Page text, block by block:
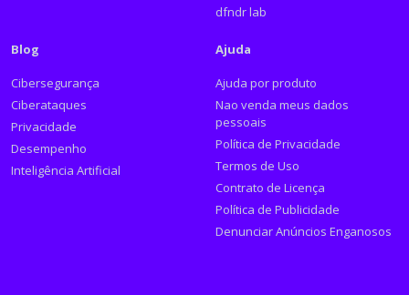
dfndr lab
Blog
Cibersegurança
Ciberataques
Privacidade
Desempenho
Inteligência Artificial
Ajuda
Ajuda por produto
Nao venda meus dados
pessoais
Política de Privacidade
Termos de Uso
Contrato de Licença
Política de Publicidade
Denunciar Anúncios Enganosos